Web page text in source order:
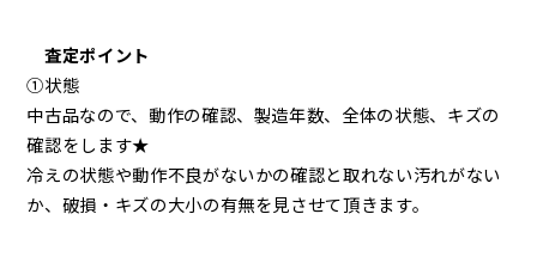
査定ポイント
①状態
中古品なので、動作の確認、製造年数、全体の状態、キズの
確認をします★
冷えの状態や動作不良がないかの確認と取れない汚れがない
か、破損・キズの大小の有無を見させて頂きます。